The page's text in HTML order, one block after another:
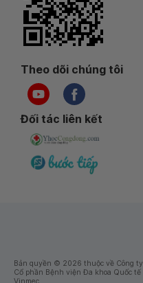
Theo dõi chúng tôi
Đối tác liên kết
Bản quyền © 2026 thuộc về Công ty
Cổ phần Bệnh viện Đa khoa Quốc tế